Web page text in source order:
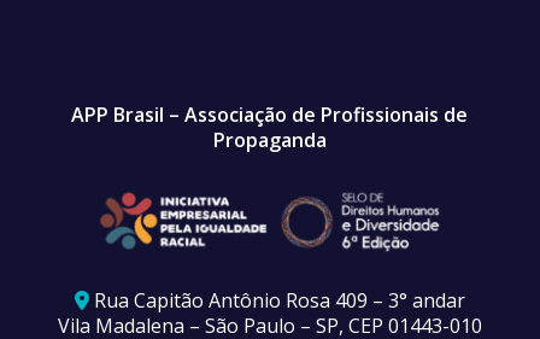
APP Brasil – Associação de Profissionais de
Propaganda
Rua Capitão Antônio Rosa 409 – 3° andar
Vila Madalena – São Paulo – SP, CEP 01443-010